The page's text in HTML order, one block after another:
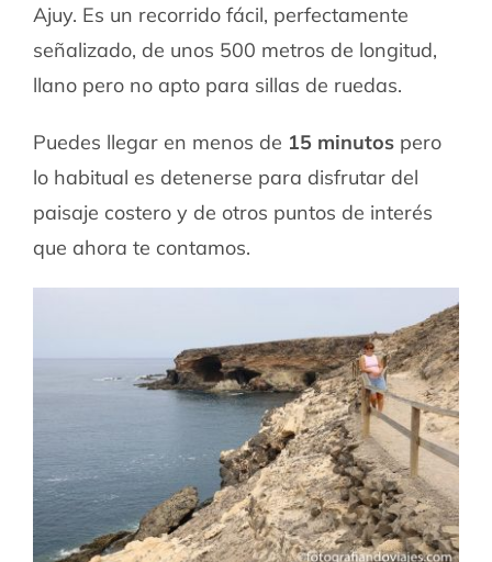
Ajuy. Es un recorrido fácil, perfectamente
señalizado, de unos 500 metros de longitud,
llano pero no apto para sillas de ruedas.
Puedes llegar en menos de 15 minutospero
lo habitual es detenerse para disfrutar del
paisaje costero y de otros puntos de interés
que ahora te contamos.